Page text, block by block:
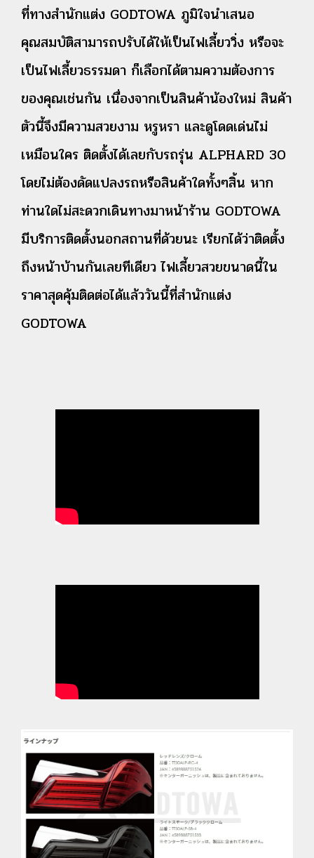
ที่ทางสำนักแต่ง GODTOWA ภูมิใจนำเสนอ
คุณสมบัติสามารถปรับได้ให้เป็นไฟเลี้ยววิ่ง หรือจะ
เป็นไฟเลี้ยวธรรมดา ก็เลือกได้ตามความต้องการ
ของคุณเช่นกัน เนื่องจากเป็นสินค้าน้องใหม่ สินค้า
ตัวนี้จึงมีความสวยงาม หรูหรา และดูโดดเด่นไ่ม่
เหมือนใคร ติดตั้งได้เลยกับรถรุ่น ALPHARD 30
โดยไ่ม่ต้องดัดแปลงรถหรือสินค้าใดทั้งๆสิ้น หาก
ท่านใดไม่สะดวกเดินทางมาหน้าร้าน GODTOWA
มีบริการติดตั้งนอกสถานที่ด้วยนะ เรียกได้ว่าติดตั้ง
ถึงหน้าบ้านกันเลยทีเดียว ไฟเลี้ยวสวยขนาดนี้ใน
ราคาสุดคุ้มติดต่อได้แล้ววันนี้ที่สำนักแต่ง
GODTOWA